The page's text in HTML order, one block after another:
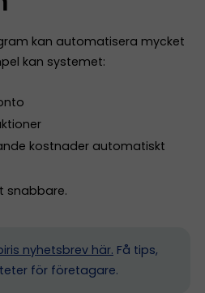
kan automatisera mycket
kan systemet:
kostnader automatiskt
snabbare.
nyhetsbrev här. Få tips,
för företagare.